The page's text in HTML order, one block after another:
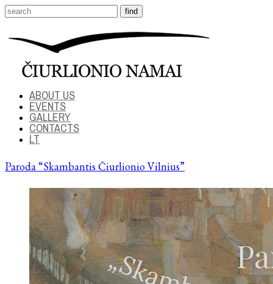
ABOUT US
EVENTS
GALLERY
CONTACTS
LT
Paroda “Skambantis Čiurlionio Vilnius”